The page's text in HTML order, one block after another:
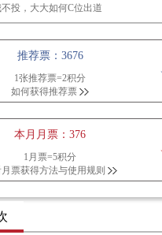
投，大大如何C位出道
推荐票：3676
1张推荐票=2积分
如何获得推荐票
本月月票：376
1月票=5积分
票获得方法与使用规则